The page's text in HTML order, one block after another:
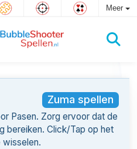
Meer
Zuma spellen
Pasen. Zorg ervoor dat de
bereiken. Click/Tap op het
wisselen.